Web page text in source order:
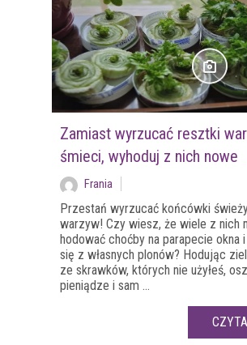
Zamiast wyrzucać resztki
śmieci, wyhoduj z nich nowe
Frania
Przestań wyrzucać końcówki
warzyw! Czy wiesz, że wiele z nich
hodować choćby na parapecie okna
się z własnych plonów? Hodując
ze skrawków, których nie użyłeś,
pieniądze i sam ...